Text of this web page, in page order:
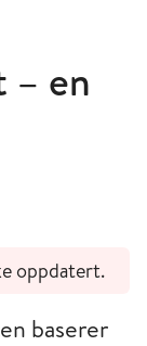
– en
oppdatert.
baserer